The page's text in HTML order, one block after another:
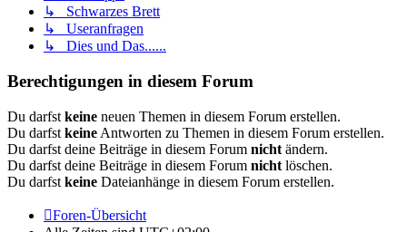
↳ Schwarzes Brett
↳ Useranfragen
↳ Dies und Das......
Berechtigungen in diesem Forum
Du darfst keine neuen Themen in diesem Forum erstellen.
Du darfst keine Antworten zu Themen in diesem Forum erstellen.
Du darfst deine Beiträge in diesem Forum nicht ändern.
Du darfst deine Beiträge in diesem Forum nicht löschen.
Du darfst keine Dateianhänge in diesem Forum erstellen.
Foren-Übersicht